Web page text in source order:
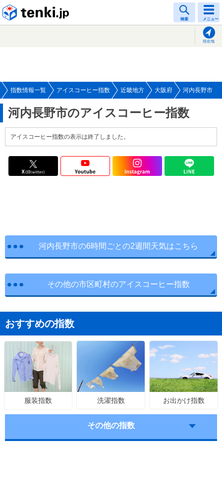
検索 メニュー
現在地
指数情報一覧 アイスコーヒー指数 近畿地方 大阪府 河内長野市
河内長野市のアイスコーヒー指数
アイスコーヒー指数の表示は終了しました。
河内長野市の6時間ごとの2週間天気はこちら
その他の市区町村のアイスコーヒー指数
おすすめの指数
服装指数 洗濯指数 お出かけ指数
その他の指数